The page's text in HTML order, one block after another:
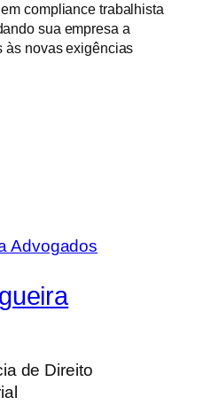
compliance trabalhista
sua empresa a
às novas exigências
de Direito